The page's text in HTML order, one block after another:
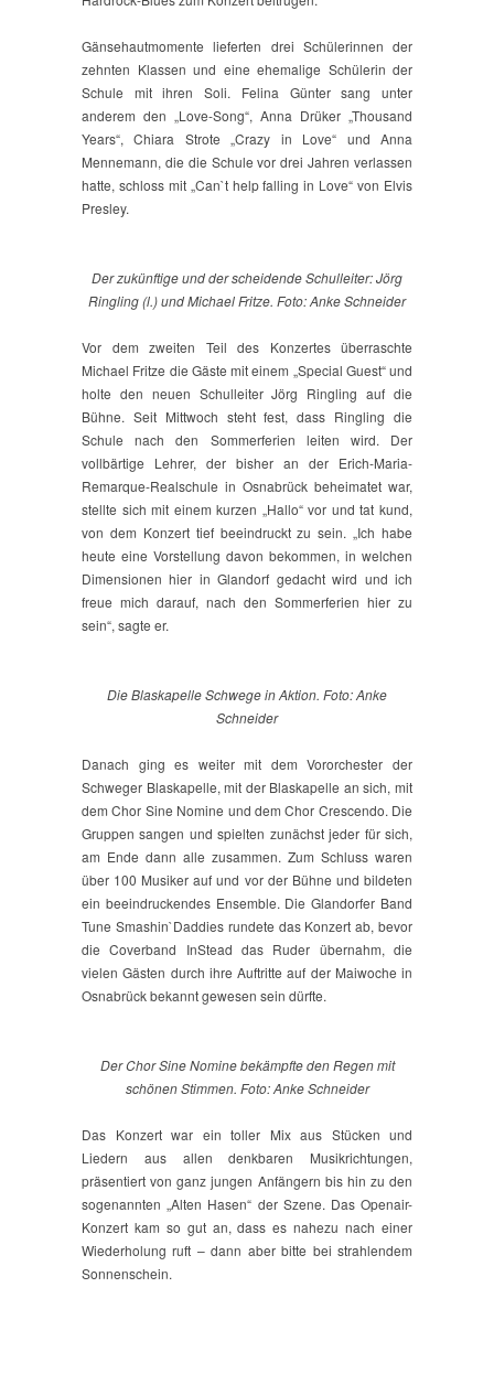
Gänsehautmomente lieferten drei Schülerinnen der
zehnten Klassen und eine ehemalige Schülerin der
Schule mit ihren Soli. Felina Günter sang unter
anderem den „Love-Song“, Anna Drüker „Thousand
Years“, Chiara Strote „Crazy in Love“ und Anna
Mennemann, die die Schule vor drei Jahren verlassen
hatte, schloss mit „Can`t help falling in Love“ von Elvis
Presley.
Der zukünftige und der scheidende Schulleiter: Jörg
Ringling (l.) und Michael Fritze. Foto: Anke Schneider
Vor dem zweiten Teil des Konzertes überraschte
Michael Fritze die Gäste mit einem „Special Guest“ und
holte den neuen Schulleiter Jörg Ringling auf die
Bühne. Seit Mittwoch steht fest, dass Ringling die
Schule nach den Sommerferien leiten wird. Der
vollbärtige Lehrer, der bisher an der Erich-Maria-
Remarque-Realschule in Osnabrück beheimatet war,
stellte sich mit einem kurzen „Hallo“ vor und tat kund,
von dem Konzert tief beeindruckt zu sein. „Ich habe
heute eine Vorstellung davon bekommen, in welchen
Dimensionen hier in Glandorf gedacht wird und ich
freue mich darauf, nach den Sommerferien hier zu
sein“, sagte er.
Die Blaskapelle Schwege in Aktion. Foto: Anke
Schneider
Danach ging es weiter mit dem Vororchester der
Schweger Blaskapelle, mit der Blaskapelle an sich, mit
dem Chor Sine Nomine und dem Chor Crescendo. Die
Gruppen sangen und spielten zunächst jeder für sich,
am Ende dann alle zusammen. Zum Schluss waren
über 100 Musiker auf und vor der Bühne und bildeten
ein beeindruckendes Ensemble. Die Glandorfer Band
Tune Smashin`Daddies rundete das Konzert ab, bevor
die Coverband InStead das Ruder übernahm, die
vielen Gästen durch ihre Auftritte auf der Maiwoche in
Osnabrück bekannt gewesen sein dürfte.
Der Chor Sine Nomine bekämpfte den Regen mit
schönen Stimmen. Foto: Anke Schneider
Das Konzert war ein toller Mix aus Stücken und
Liedern aus allen denkbaren Musikrichtungen,
präsentiert von ganz jungen Anfängern bis hin zu den
sogenannten „Alten Hasen“ der Szene. Das Openair-
Konzert kam so gut an, dass es nahezu nach einer
Wiederholung ruft – dann aber bitte bei strahlendem
Sonnenschein.